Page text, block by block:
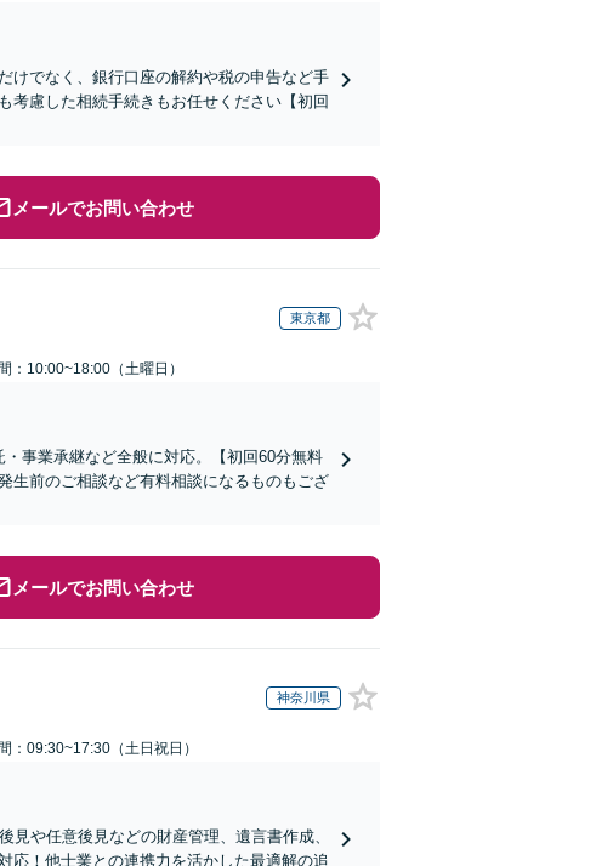
けでなく、銀行口座の解約や税の申告など手
考慮した相続手続きもお任せください【初回
メールでお問い合わせ
東京都
：10:00~18:00（土曜日）
事業承継など全般に対応。【初回60分無料
生前のご相談など有料相談になるものもござ
メールでお問い合わせ
神奈川県
：09:30~17:30（土日祝日）
見や任意後見などの財産管理、遺言書作成、
応！他士業との連携力を活かした最適解の追